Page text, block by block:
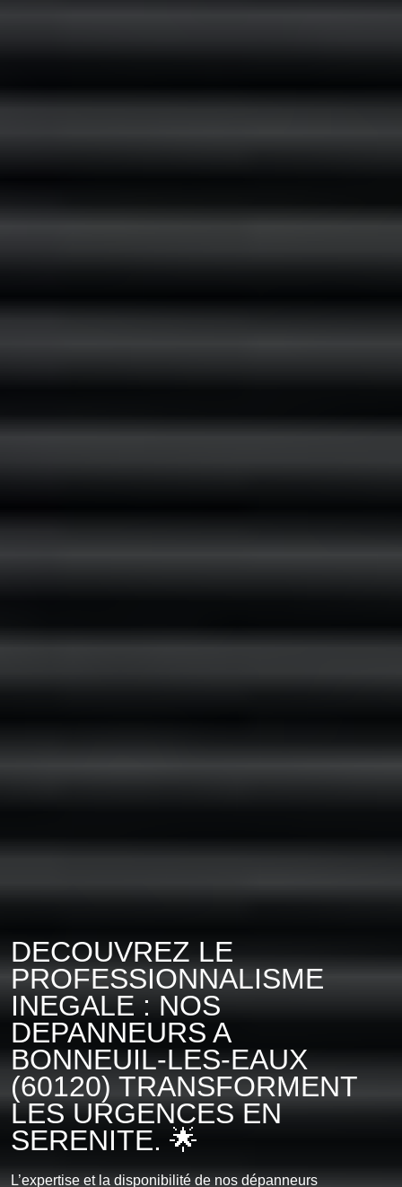
DECOUVREZ LE
PROFESSIONNALISME
INEGALE : NOS
DEPANNEURS A
BONNEUIL-LES-EAUX
(60120) TRANSFORMENT
LES URGENCES EN
SERENITE. 🌟
L’expertise et la disponibilité de nos dépanneurs